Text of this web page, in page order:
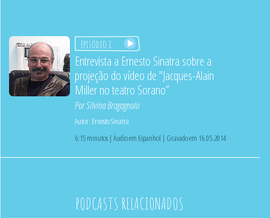
Episódio 1
Entrevista a Ernesto Sinatra sobre a
projeção do vídeo de "Jacques-Alain
Miller no teatro Sorano”
PorSilvina Bragagnolo
Autor: Ernesto Sinatra
6:15 minutos | Áudio em Espanhol | Gravado em 16.05.2014
PODCASTS RELACIONADOS